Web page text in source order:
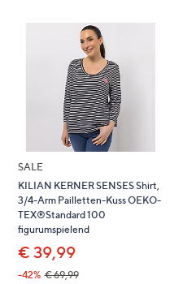
SALE
KILIAN KERNER SENSES Shirt,
3/4-Arm Pailletten-Kuss OEKO-
TEX®Standard 100
figurumspielend
€ 39,99
-42% € 69,99